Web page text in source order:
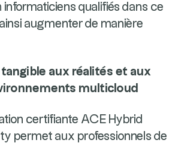
informaticiens qualifiés dans ce
augmenter de manière
aux réalités et aux
multicloud
certifiante ACE Hybrid
permet aux professionnels de